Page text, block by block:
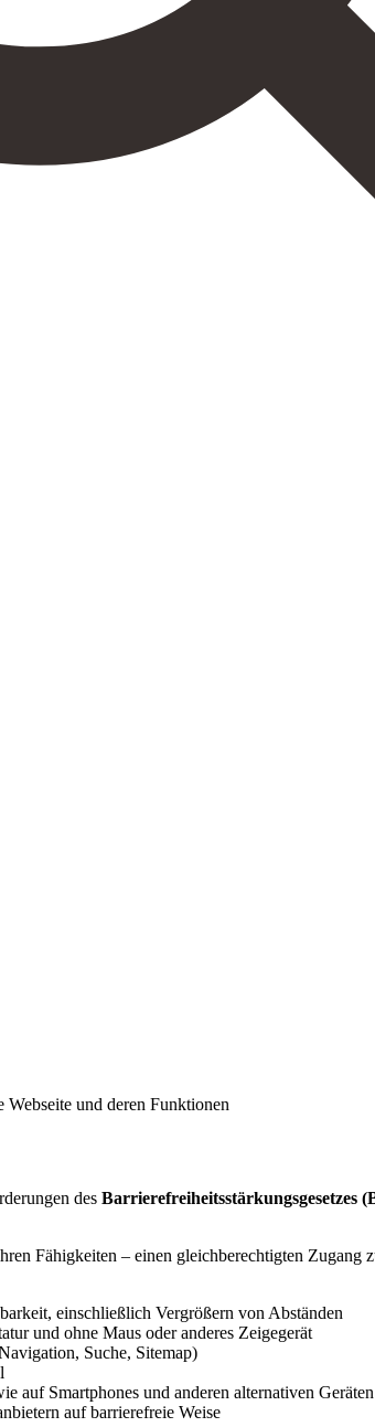
und deren Funktionen
des Barrierefreiheitsstärkungsgesetzes
Fähigkeiten – einen gleichberechtigten
einschließlich Vergrößern von Abständen
und ohne Maus oder anderes Zeigegerät
Suche, Sitemap)
auf Smartphones und anderen alternativen
auf barrierefreie Weise